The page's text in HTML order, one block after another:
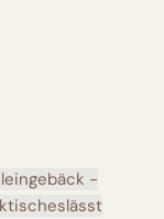
-
lässt